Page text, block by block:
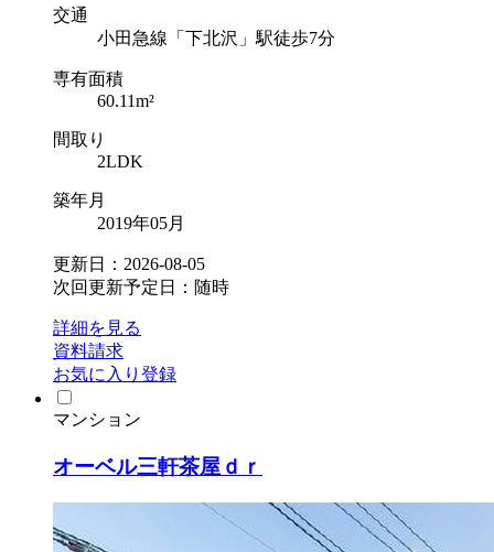
交通
小田急線「下北沢」駅徒歩7分
専有面積
60.11m²
間取り
2LDK
築年月
2019年05月
更新日：2026-08-05
次回更新予定日：随時
詳細を見る
資料請求
お気に入り登録
マンション
オーベル三軒茶屋ｄｒ